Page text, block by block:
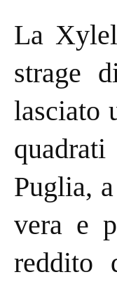
La
strage
lasciato
Puglia,
vera e
reddito